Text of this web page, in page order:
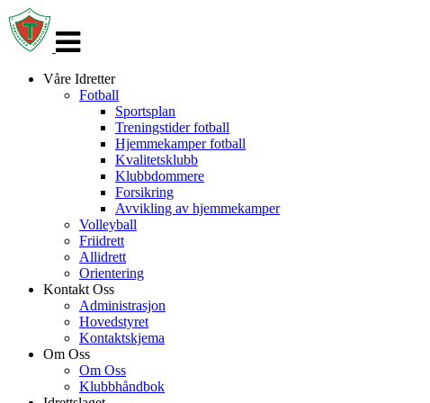
navigasjon
Våre Idretter
Fotball
Sportsplan
Treningstider fotball
Hjemmekamper fotball
Kvalitetsklubb
Klubbdommere
Forsikring
Avvikling av hjemmekamper
Volleyball
Friidrett
Allidrett
Orientering
Kontakt Oss
Administrasjon
Hovedstyret
Kontaktskjema
Om Oss
Om Oss
Klubbhåndbok